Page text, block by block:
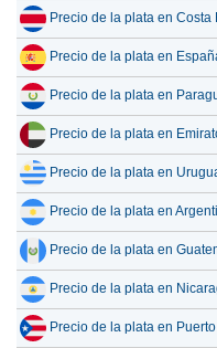
Precio de la plata en Costa
Precio de la plata en
Precio de la plata en
Precio de la plata en
Precio de la plata en
Precio de la plata en
Precio de la plata en
Precio de la plata en
Precio de la plata en